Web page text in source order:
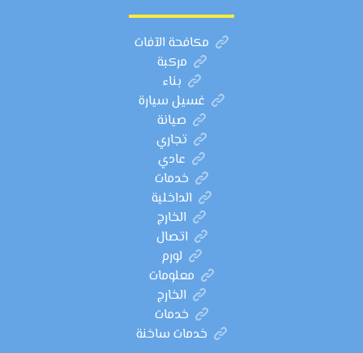
مكافحة الآفات
مركبة
بناء
غسيل سيارة
صيانة
تجاري
عادي
خدمات
الداخلية
الخارج
اتصال
لورم
معلومات
الخارج
خدمات
خدمات ساخنة